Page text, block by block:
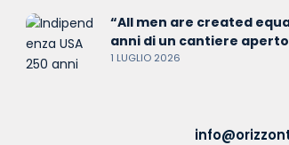
“All men are created
anni di un cantiere aperto
1 LUGLIO 2026